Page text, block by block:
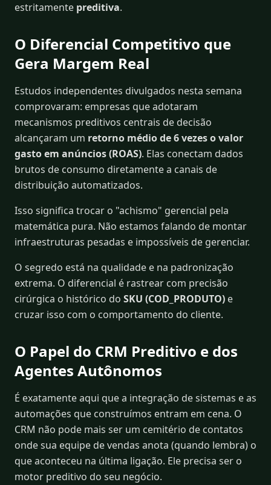
estritamente preditiva.
O Diferencial Competitivo que
Gera Margem Real
Estudos independentes divulgados nesta semana
comprovaram: empresas que adotaram
mecanismos preditivos centrais de decisão
alcançaram um retorno médio de 6 vezes o valor
gasto em anúncios (ROAS). Elas conectam dados
brutos de consumo diretamente a canais de
distribuição automatizados.
Isso significa trocar o "achismo" gerencial pela
matemática pura. Não estamos falando de montar
infraestruturas pesadas e impossíveis de gerenciar.
O segredo está na qualidade e na padronização
extrema. O diferencial é rastrear com precisão
cirúrgica o histórico do SKU (COD_PRODUTO) e
cruzar isso com o comportamento do cliente.
O Papel do CRM Preditivo e dos
Agentes Autônomos
É exatamente aqui que a integração de sistemas e as
automações que construímos entram em cena. O
CRM não pode mais ser um cemitério de contatos
onde sua equipe de vendas anota (quando lembra) o
que aconteceu na última ligação. Ele precisa ser o
motor preditivo do seu negócio.